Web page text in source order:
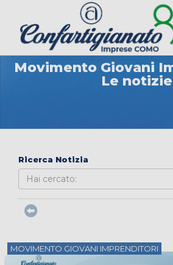
Movimento Giovani
Le notizie
Ricerca Notizia
MOVIMENTO GIOVANI IMPRENDITORI